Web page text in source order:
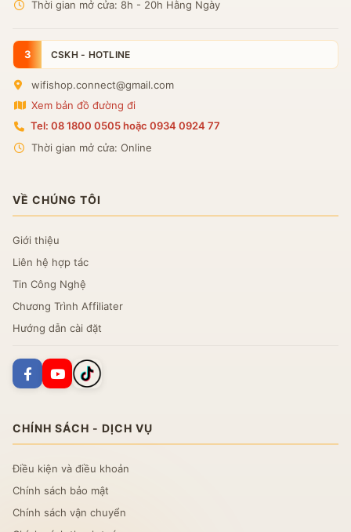
Thời gian mở cửa: 8h - 20h Hằng Ngày
3 CSKH - HOTLINE
wifishop.connect@gmail.com
Xem bản đồ đường đi
Tel: 08 1800 0505 hoặc 0934 0924 77
Thời gian mở cửa: Online
VỀ CHÚNG TÔI
Giới thiệu
Liên hệ hợp tác
Tin Công Nghệ
Chương Trình Affiliater
Hướng dẫn cài đặt
CHÍNH SÁCH - DỊCH VỤ
Điều kiện và điều khoản
Chính sách bảo mật
Chính sách vận chuyển